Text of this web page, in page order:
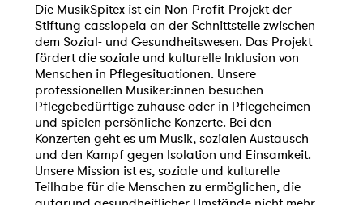
Die MusikSpitex ist ein Non-Profit-Projekt der
Stiftung cassiopeia an der Schnittstelle zwischen
dem Sozial- und Gesundheitswesen. Das Projekt
fördert die soziale und kulturelle Inklusion von
Menschen in Pflegesituationen. Unsere
professionellen Musiker:innen besuchen
Pflegebedürftige zuhause oder in Pflegeheimen
und spielen persönliche Konzerte. Bei den
Konzerten geht es um Musik, sozialen Austausch
und den Kampf gegen Isolation und Einsamkeit.
Unsere Mission ist es, soziale und kulturelle
Teilhabe für die Menschen zu ermöglichen, die